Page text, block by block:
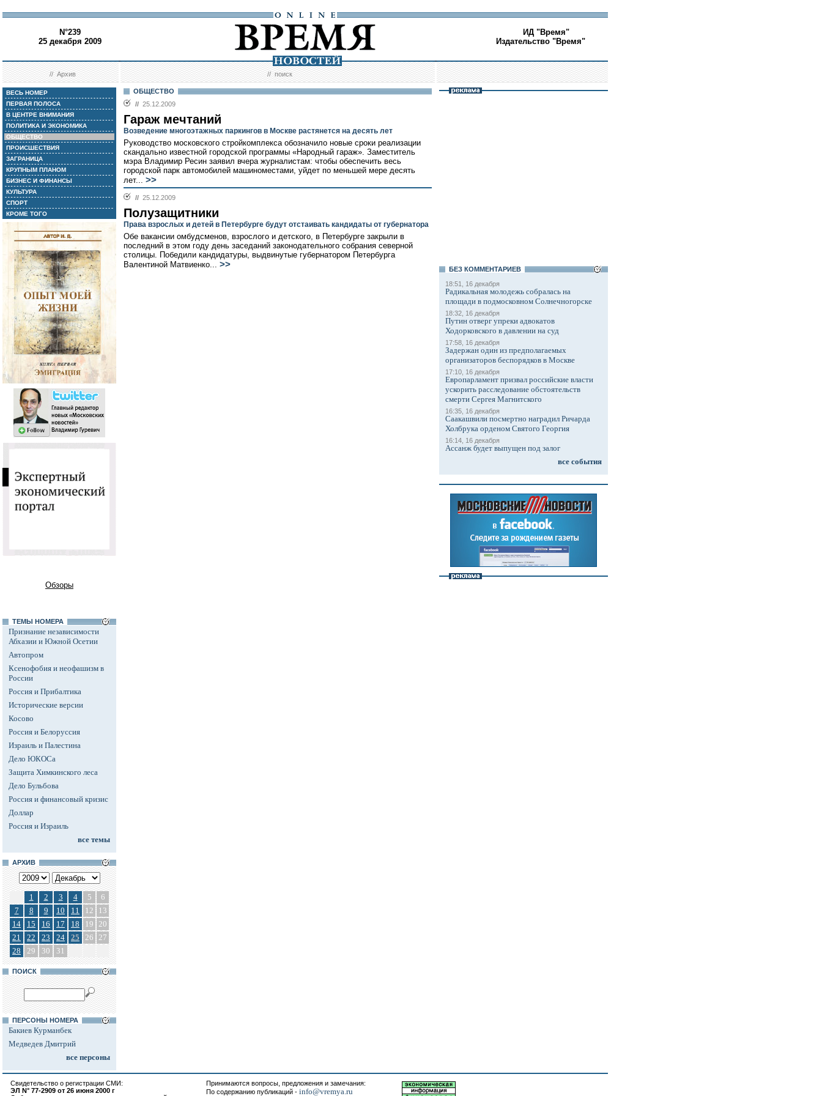
N°239
25 декабря 2009
ИД "Время"
Издательство "Время"
//Архив //поиск
ВЕСЬ НОМЕР
ПЕРВАЯ ПОЛОСА
В ЦЕНТРЕ ВНИМАНИЯ
ПОЛИТИКА И ЭКОНОМИКА
ОБЩЕСТВО
ПРОИСШЕСТВИЯ
ЗАГРАНИЦА
КРУПНЫМ ПЛАНОМ
БИЗНЕС И ФИНАНСЫ
КУЛЬТУРА
СПОРТ
КРОМЕ ТОГО
Обзоры
ТЕМЫ НОМЕРА
Признание независимости
Абхазии и Южной Осетии
Автопром
Ксенофобия и неофашизм в
России
Россия и Прибалтика
Исторические версии
Косово
Россия и Белоруссия
Израиль и Палестина
Дело ЮКОСа
Защита Химкинского леса
Дело Бульбова
Россия и финансовый кризис
Доллар
Россия и Израиль
все темы
АРХИВ
1 2 3 4 5
6
7
8 9 10 11 12
13
14
15 16 17 18 19 20
21
22 23 24 25 26 27
28
29 30 31
ПОИСК
ПЕРСОНЫ НОМЕРА
Бакиев Курманбек
Медведев Дмитрий
все персоны
ОБЩЕСТВО
// 25.12.2009
Гараж мечтаний
Возведение многоэтажных паркингов в Москве растянется на десять лет
Руководство московского стройкомплекса обозначило новые сроки реализации
скандально известной городской программы «Народный гараж». Заместитель
мэра Владимир Ресин заявил вчера журналистам: чтобы обеспечить весь
городской парк автомобилей машиноместами, уйдет по меньшей мере десять
лет... >>
// 25.12.2009
Полузащитники
Права взрослых и детей в Петербурге будут отстаивать кандидаты от губернатора
Обе вакансии омбудсменов, взрослого и детского, в Петербурге закрыли в
последний в этом году день заседаний законодательного собрания северной
столицы. Победили кандидатуры, выдвинутые губернатором Петербурга
Валентиной Матвиенко... >>
БЕЗ КОМMЕНТАРИЕВ
18:51, 16 декабря
Радикальная молодежь собралась на
площади в подмосковном Солнечногорске
18:32, 16 декабря
Путин отверг упреки адвокатов
Ходорковского в давлении на суд
17:58, 16 декабря
Задержан один из предполагаемых
организаторов беспорядков в Москве
17:10, 16 декабря
Европарламент призвал российские власти
ускорить расследование обстоятельств
смерти Сергея Магнитского
16:35, 16 декабря
Саакашвили посмертно наградил Ричарда
Холбрука орденом Святого Георгия
16:14, 16 декабря
Ассанж будет выпущен под залог
все события
Свидетельство о регистрации СМИ:
ЭЛ N° 77-2909 от 26 июня 2000 г
Принимаются вопросы, предложения и замечания:
По содержанию публикаций - info@vremya.ru